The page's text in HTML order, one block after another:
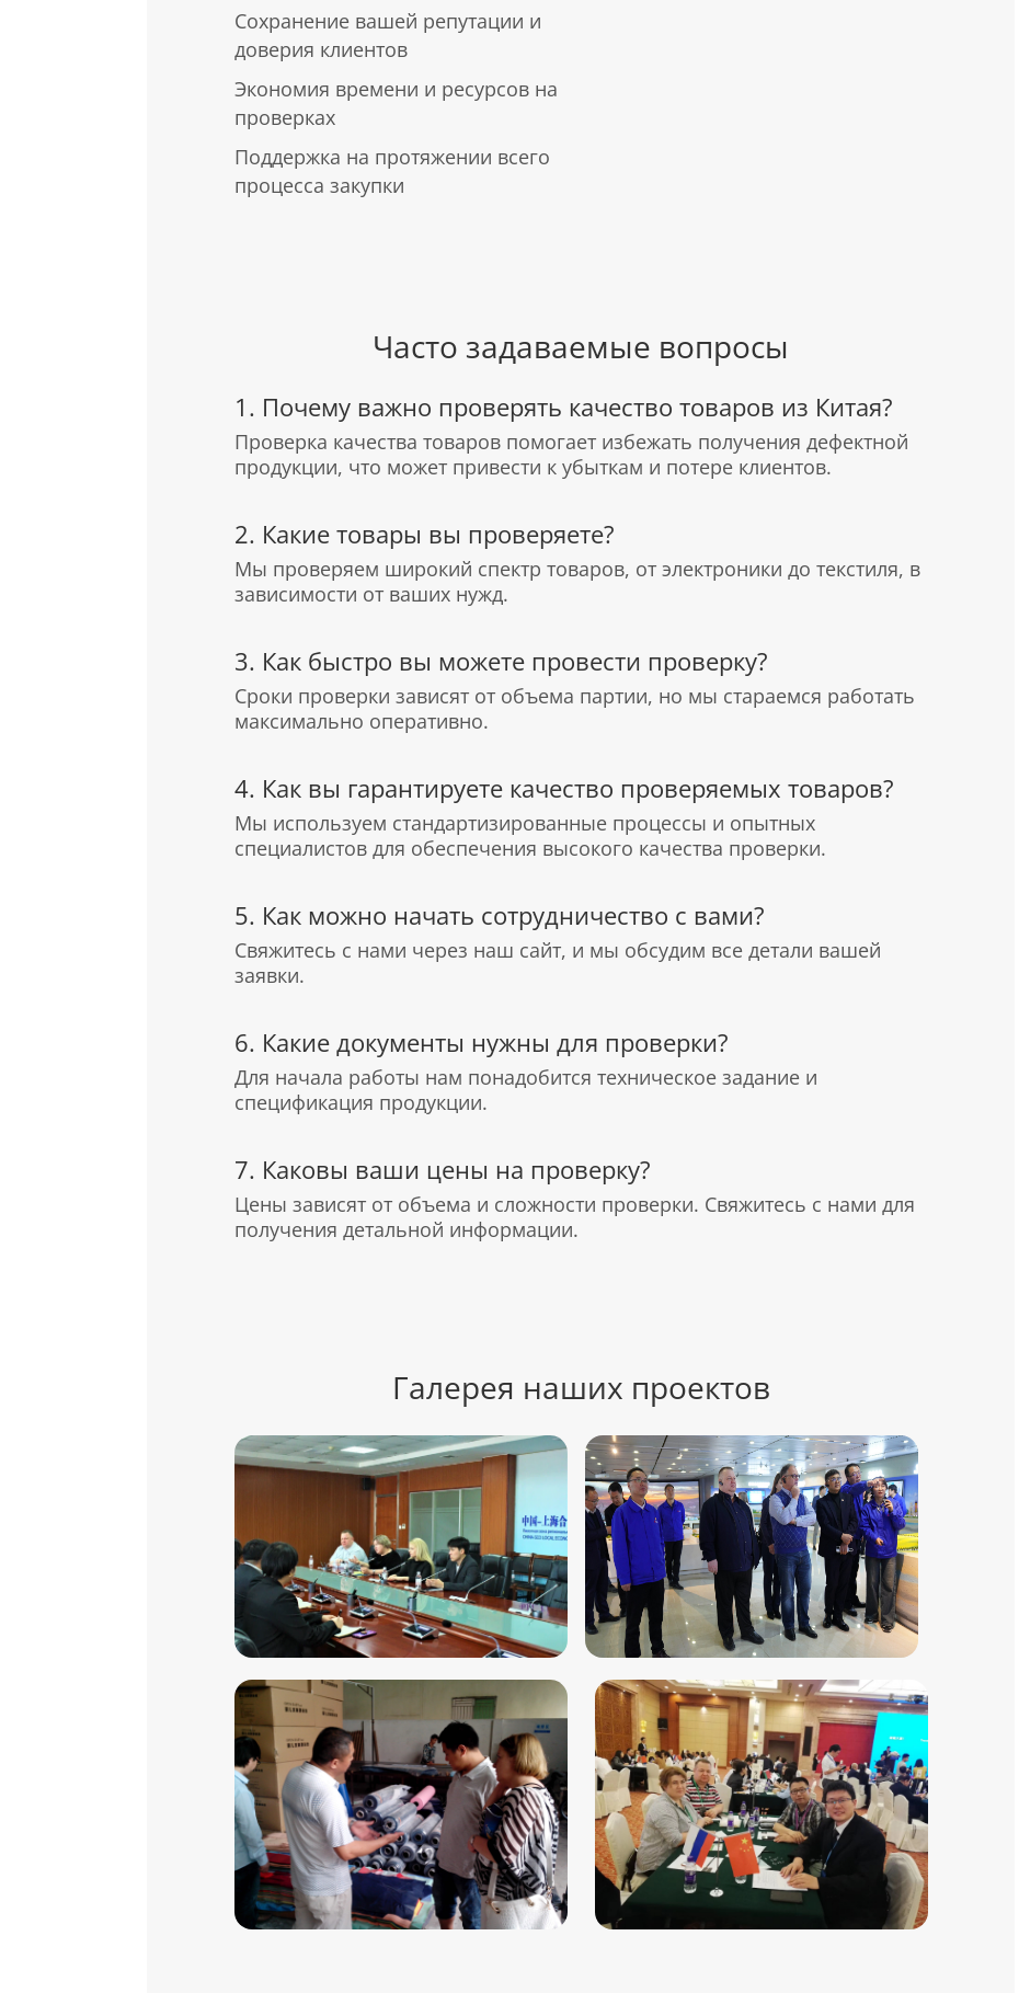
Сохранение вашей репутации и
доверия клиентов
Экономия времени и ресурсов на
проверках
Поддержка на протяжении всего
процесса закупки
Часто задаваемые вопросы
1. Почему важно проверять качество товаров из Китая?
Проверка качества товаров помогает избежать получения дефектной
продукции, что может привести к убыткам и потере клиентов.
2. Какие товары вы проверяете?
Мы проверяем широкий спектр товаров, от электроники до текстиля, в
зависимости от ваших нужд.
3. Как быстро вы можете провести проверку?
Сроки проверки зависят от объема партии, но мы стараемся работать
максимально оперативно.
4. Как вы гарантируете качество проверяемых товаров?
Мы используем стандартизированные процессы и опытных
специалистов для обеспечения высокого качества проверки.
5. Как можно начать сотрудничество с вами?
Свяжитесь с нами через наш сайт, и мы обсудим все детали вашей
заявки.
6. Какие документы нужны для проверки?
Для начала работы нам понадобится техническое задание и
спецификация продукции.
7. Каковы ваши цены на проверку?
Цены зависят от объема и сложности проверки. Свяжитесь с нами для
получения детальной информации.
Галерея наших проектов